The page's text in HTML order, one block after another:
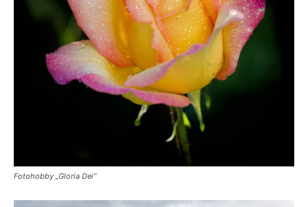
Fotohobby „Gloria Dei“